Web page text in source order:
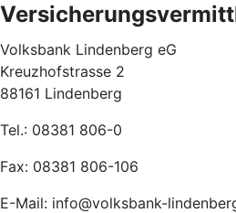
Volksbank Lindenberg eG
Kreuzhofstrasse 2
88161 Lindenberg
Tel.: 08381 806-0
Fax: 08381 806-106
E-Mail: info@volksbank-